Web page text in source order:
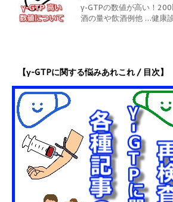
γ-GTPの数値が高い！
酒の量や飲酒例他 …健康
【γ-GTPに関する悩みあれこれ / 目次】